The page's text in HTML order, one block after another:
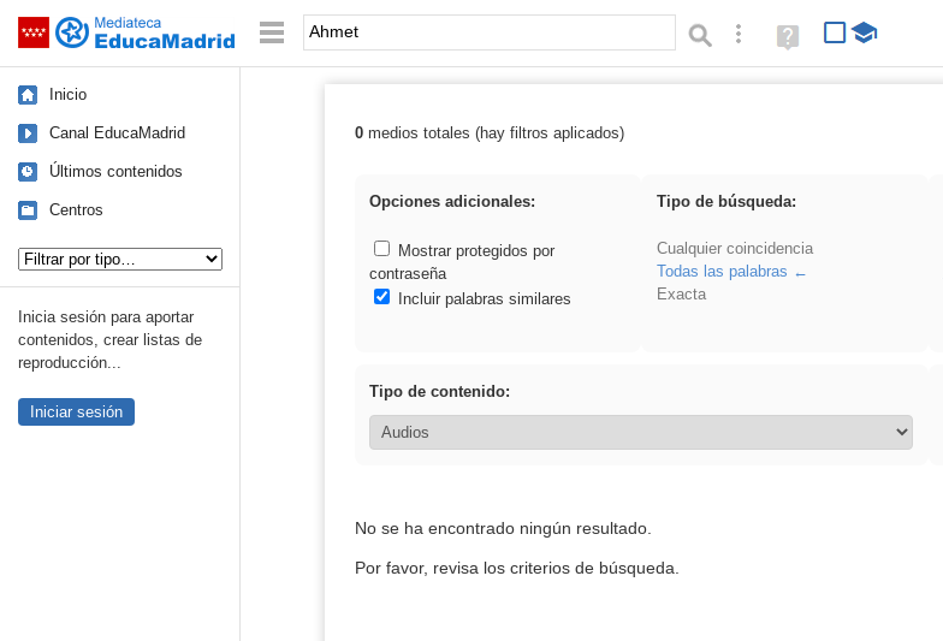
Saltar navegación Palabra o frase: Búsqueda avanzada
Ayuda
(en
Inicio
Canal EducaMadrid
Últimos contenidos
Centros
Inicia sesión para aportar
contenidos, crear listas de
reproducción...
Iniciar sesión
Resultados de: Ahmet
0medios totales (hay filtros aplicados)
Opciones adicionales:
Mostrar protegidos por
contraseña
Incluir palabras similares
Tipo de búsqueda:
Cualquier coincidencia
Todas las palabras
Exacta
Tipo de contenido:
No se ha encontrado ningún resultado.
Por favor, revisa los criterios de búsqueda.